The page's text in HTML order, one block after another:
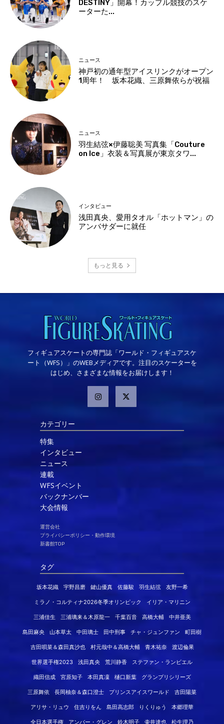
DESTINY」開幕！カップル競技のスケ
ーターた...
ニュース
神戸初の通年型アイスリンクがオープン
1周年！ 坂本花織、三原舞依らが祝福
ニュース
羽生結弦×伊藤聡美 写真集「Couture
on Ice」衣装＆写真展が東京タワ...
インタビュー
浅田真央、愛用タオル「ホットマン」の
アンバサダーに就任
もっと見る
フィギュアスケートの専門誌「ワールド・フィギュアスケ
ート（WFS）」のWEBメディアです。注目のスケーターを
はじめ、さまざまな情報をお届けします！
カテゴリー
特集
インタビュー
ニュース
連載
WFSイベント
バックナンバー
大会情報
運営会社
プライバシーポリシー・動作環境
新書館TOP
タグ
坂本花織 宇野昌磨 鍵山優真 佐藤駿 羽生結弦 友野一希
ミラノ・コルティナ2026冬季オリンピック イリア・マリニン
三浦佳生 三浦璃来＆木原龍一 千葉百音 高橋大輔 中井亜美
島田麻央 山本草太 中田璃士 田中刑事 チャ・ジュンファン 町田樹
吉田唄菜＆森田真沙也 村元哉中＆高橋大輔 青木祐奈 渡辺倫果
世界選手権2023 浅田真央 荒川静香 ステファン・ランビエル
織田信成 宮原知子 本田真凜 樋口新葉 グランプリシリーズ
三原舞依 長岡柚奈＆森口澄士 プリンスアイスワールド 吉田陽菜
アリサ・リュウ 住吉りをん 島田高志郎 りくりゅう 本郷理華
全日本選手権 アンバー・グレン 鈴木明子 壷井達也 松生理乃